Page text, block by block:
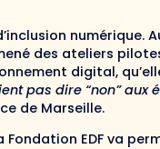
numérique.
des ateliers
digital,
pas dire “non”
de Marseille.
EDF va